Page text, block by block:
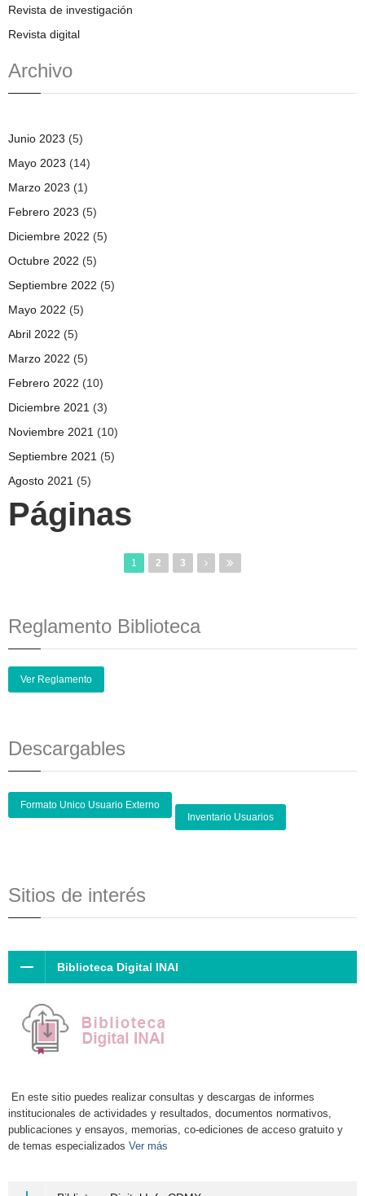
Revista de investigación
Revista digital
Archivo
Junio 2023 (5)
Mayo 2023 (14)
Marzo 2023 (1)
Febrero 2023 (5)
Diciembre 2022 (5)
Octubre 2022 (5)
Septiembre 2022 (5)
Mayo 2022 (5)
Abril 2022 (5)
Marzo 2022 (5)
Febrero 2022 (10)
Diciembre 2021 (3)
Noviembre 2021 (10)
Septiembre 2021 (5)
Agosto 2021 (5)
Páginas
1 2 3
Reglamento Biblioteca
Ver Reglamento
Descargables
Formato Unico Usuario Externo
Inventario Usuarios
Sitios de interés
Biblioteca Digital INAI
En este sitio puedes realizar consultas y descargas de informes
institucionales de actividades y resultados, documentos normativos,
publicaciones y ensayos, memorias, co-ediciones de acceso gratuito y
de temas especializados Ver más